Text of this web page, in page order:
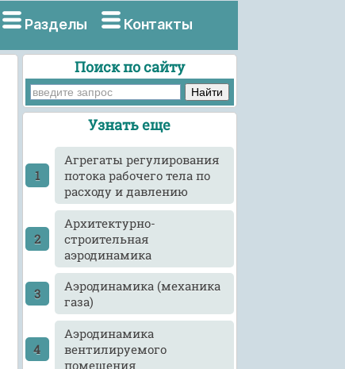
Разделы Контакты
Поиск по сайту
Узнать еще
Агрегаты регулирования
потока рабочего тела по
расходу и давлению
Архитектурно-
строительная
аэродинамика
Аэродинамика (механика
газа)
Аэродинамика
вентилируемого
помещения